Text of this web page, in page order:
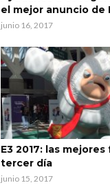
el mejor anuncio de
junio 16, 2017
E3 2017: las
tercer día
junio 15, 2017